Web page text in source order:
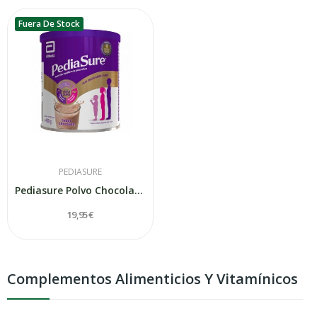
Complementos Alimenticios Y Vitamínicos
Fuera De Stock
PEDIASURE
Pediasure Polvo Chocolate 400gr
19,95 €